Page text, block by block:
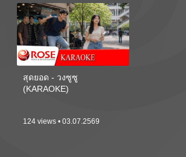
สุดยอด - วงซูซู
(KARAOKE)
124 views • 03.07.2569